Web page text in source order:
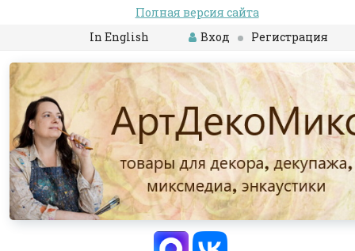
Полная версия сайта
In English
Вход Регистрация